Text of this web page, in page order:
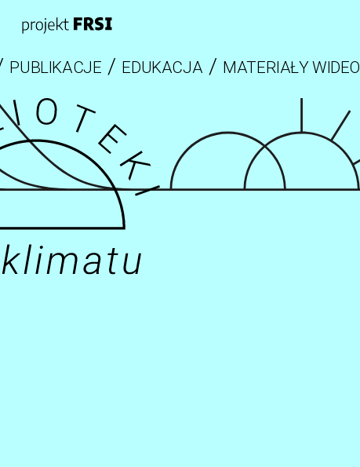
PUBLIKACJE EDUKACJA MATERIAŁY WIDEO